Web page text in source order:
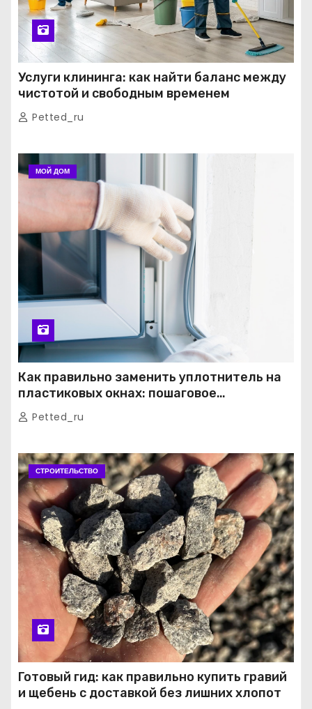
Услуги клининга: как найти баланс между
чистотой и свободным временем
Petted_ru
МОЙ ДОМ
Как правильно заменить уплотнитель на
пластиковых окнах: пошаговое
руководство от экспертов
Petted_ru
СТРОИТЕЛЬСТВО
Готовый гид: как правильно купить гравий
и щебень с доставкой без лишних хлопот